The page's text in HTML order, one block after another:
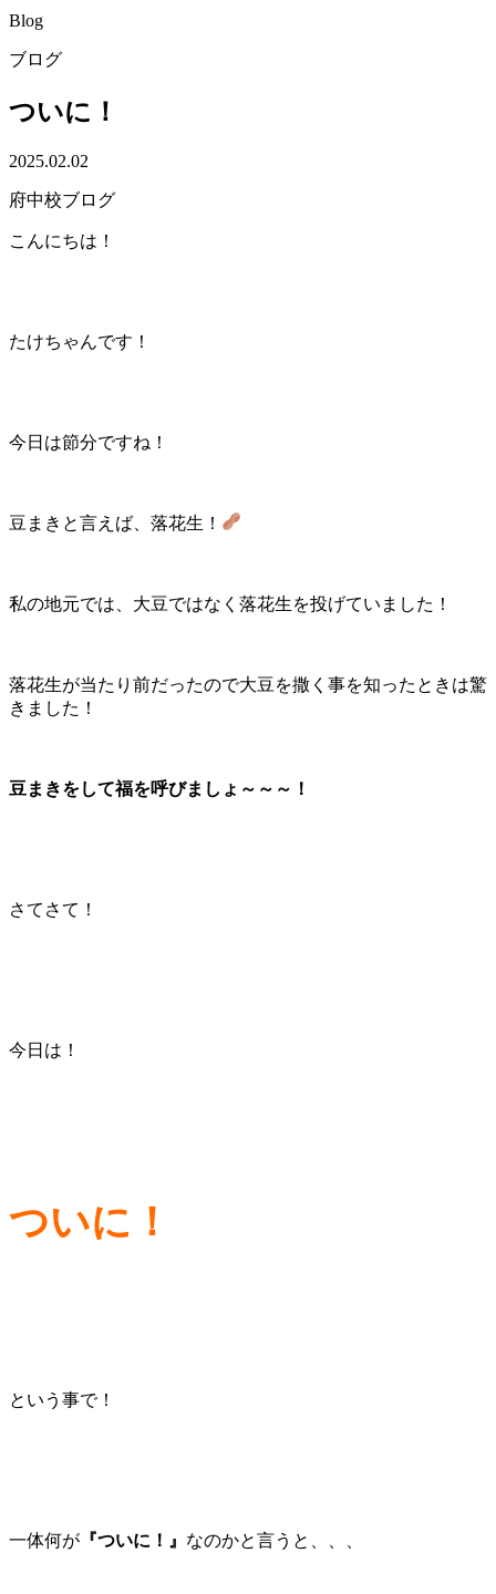
Blog
ブログ
ついに！
2025.02.02
府中校ブログ
こんにちは！
たけちゃんです！
今日は節分ですね！
豆まきと言えば、落花生！
私の地元では、大豆ではなく落花生を投げていました！
落花生が当たり前だったので大豆を撒く事を知ったときは驚
きました！
豆まきをして福を呼びましょ～～～！
さてさて！
今日は！
ついに！
という事で！
一体何が 『ついに！』 なのかと言うと、、、